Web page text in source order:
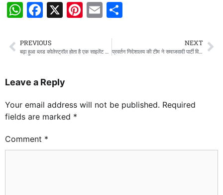
WhatsApp
Facebook
X Pinterest
Email
PREVIOUS NEXT
प्रवर्तन निदेशालय की टीम ने समाजवादी पार्टी विधायक इरफान सोलंकी के घर मारा छापा
Leave a Reply
Your email address will not be published. Required
fields are marked *
Comment *